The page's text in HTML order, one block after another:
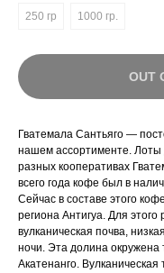
250 гр
1000 гр.
OUT
Гватемала Сантьяго —
нашем ассортименте. Лоты
разных кооперативах
всего года кофе был в
Сейчас в составе этого
региона Антигуа. Для этого
вулканическая почва,
ночи. Эта долина окружена
Акатенанго.